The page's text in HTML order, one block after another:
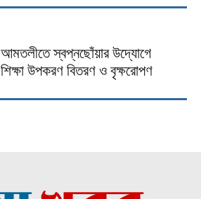
আমতলীতে স্বপ্নছোঁয়ার উদ্যোগে
শিক্ষা উপকরণ বিতরণ ও বৃক্ষরোপণ